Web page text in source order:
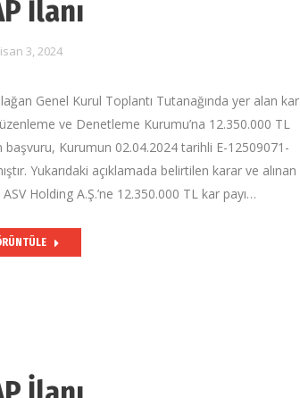
İlanı
3, 2024
Genel Kurul Toplantı Tutanağında yer alan kar
ve Denetleme Kurumu’na 12.350.000 TL
başvuru, Kurumun 02.04.2024 tarihli E-12509071-
Yukarıdaki açıklamada belirtilen karar ve alınan
Holding A.Ş.’ne 12.350.000 TL kar payı…